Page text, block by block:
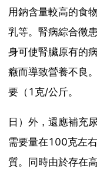
用鈉含量較高的食
乳等。腎病綜合徵
身可使腎臟原有的
癥而導致營養不良
要（1克/公斤。
日）外，還應補充
需要量在100克左
質。同時由於存在